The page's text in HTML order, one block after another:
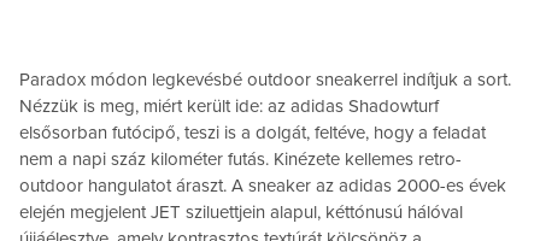
Paradox módon legkevésbé outdoor sneakerrel indítjuk a sort.
Nézzük is meg, miért került ide: az adidas Shadowturf
elsősorban futócipő, teszi is a dolgát, feltéve, hogy a feladat
nem a napi száz kilométer futás. Kinézete kellemes retro-
outdoor hangulatot áraszt. A sneaker az adidas 2000-es évek
elején megjelent JET sziluettjein alapul, kéttónusú hálóval